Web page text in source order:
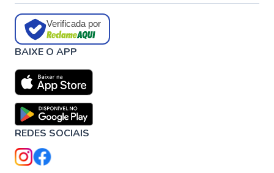
Verificada por
BAIXE O APP
REDES SOCIAIS